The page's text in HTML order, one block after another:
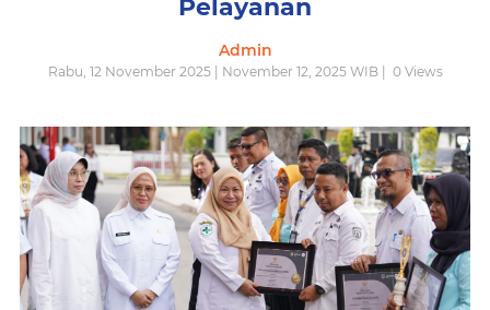
Pelayanan
Admin
Rabu, 12 November 2025 | November 12, 2025 WIB | 0Views